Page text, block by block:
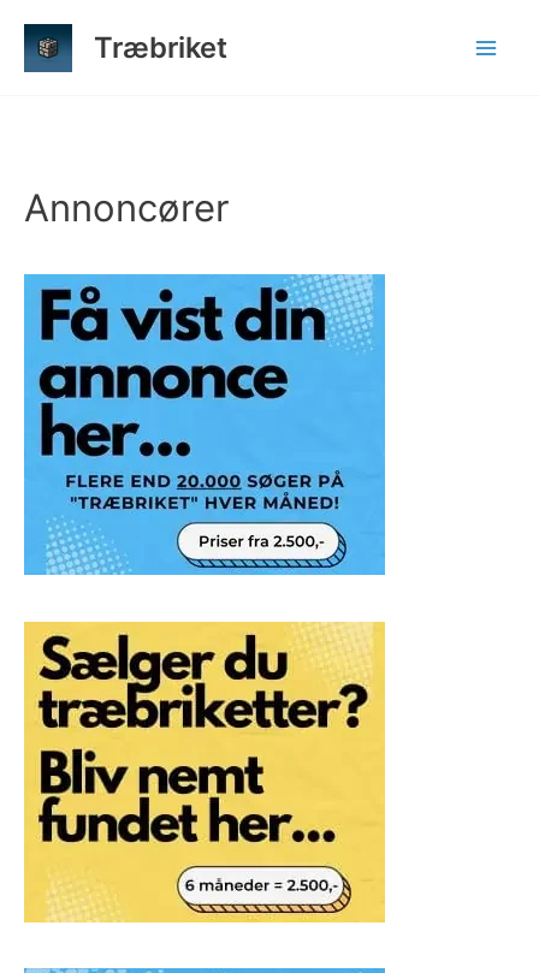
Træbriket
Annoncører